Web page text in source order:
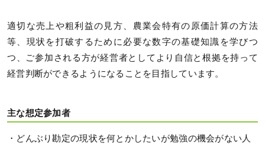
適切な売上や粗利益の見方、農業会特有の原価計算の方法
等、現状を打破するために必要な数字の基礎知識を学びつ
つ、ご参加される方が経営者としてより自信と根拠を持って
経営判断ができるようになることを目指しています。
主な想定参加者
・どんぶり勘定の現状を何とかしたいが勉強の機会がない人